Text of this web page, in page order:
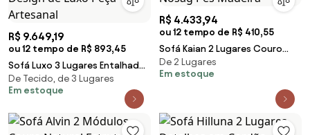
R$ 9.649,19
ou 12 tempo de R$ 893,45
Sofá Luxo 3 Lugares Entalhado
Madeira Maciça Design de Luxo
Peça Artesanal
De Tecido, de 3 Lugares
Em estoque
R$ 4.433,94
ou 12 tempo de R$ 410,55
Sofá Kaian 2 Lugares Couro
Legítimo Molas Nosag Pés
Madeira
De 2 Lugares
Em estoque